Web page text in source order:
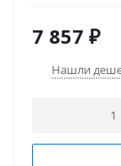
7 857 ₽
Нашли